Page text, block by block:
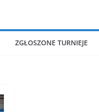
ZGŁOSZONE TURNIEJE